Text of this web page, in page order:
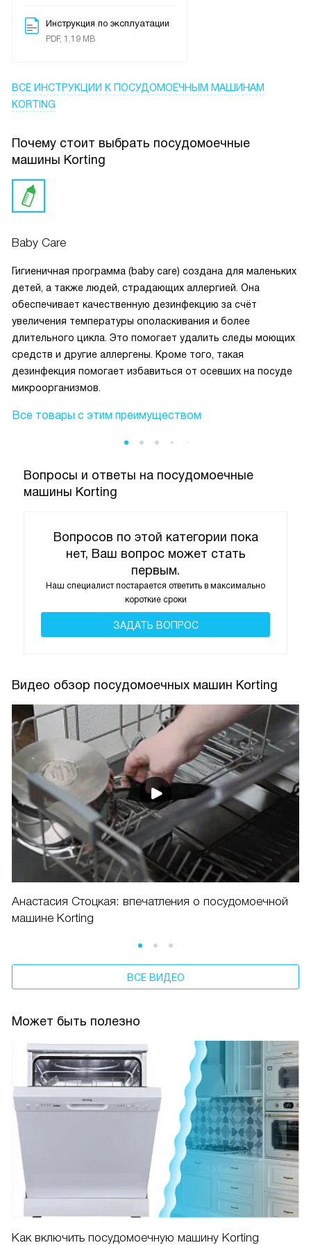
на полу» имеет двухцветную индикацию. Открытие
дверцы осуществляется автоматически. Имеется таймер,
цикл работы.
Инструкция по эксплуатации
PDF, 1.19 MB
ВСЕ ИНСТРУКЦИИ К ПОСУДОМОЕЧНЫМ МАШИНАМ
KORTING
Почему стоит выбрать посудомоечные
машины Korting
Baby Care
Гигиеничная программа (baby care) создана для маленьких
детей, а также людей, страдающих аллергией. Она
обеспечивает качественную дезинфекцию за счёт
увеличения температуры ополаскивания и более
длительного цикла. Это помогает удалить следы моющих
средств и другие аллергены. Кроме того, такая
дезинфекция помогает избавиться от осевших на посуде
микроорганизмов.
Все товары с этим преимуществом
Вопросы и ответы на посудомоечные
машины Korting
Вопросов по этой категории пока
нет, Ваш вопрос может стать
первым.
Наш специалист постарается ответить в максимально
короткие сроки
ЗАДАТЬ ВОПРОС
Видео обзор посудомоечных машин Korting
Анастасия Стоцкая: впечатления о посудомоечной
машине Korting
ВСЕ ВИДЕО
Может быть полезно
Как включить посудомоечную машину Korting